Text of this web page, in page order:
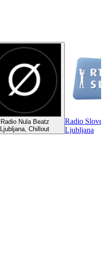
Radio Nula Beatz
Ljubljana, Chillout
Radio
Ljubljana